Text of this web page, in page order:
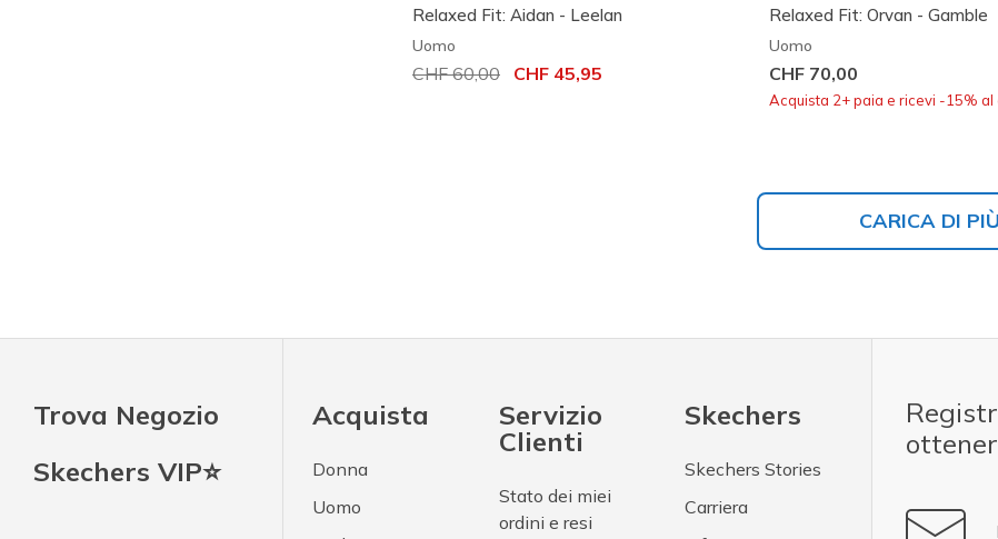
Relaxed Fit: Aidan - Leelan
Uomo
Prezzo ridotto da
CHF 60,00 per
CHF 45,95
Relaxed Fit: Orvan - Gamble
Uomo
CHF 70,00
Acquista 2+ paia e ricevi -15% al
CARICA DI PIÙ
Trova Negozio
Skechers VIP⭐
Acquista
Donna
Uomo
Servizio
Clienti
Stato dei miei
ordini e resi
Skechers
Skechers Stories
Carriera